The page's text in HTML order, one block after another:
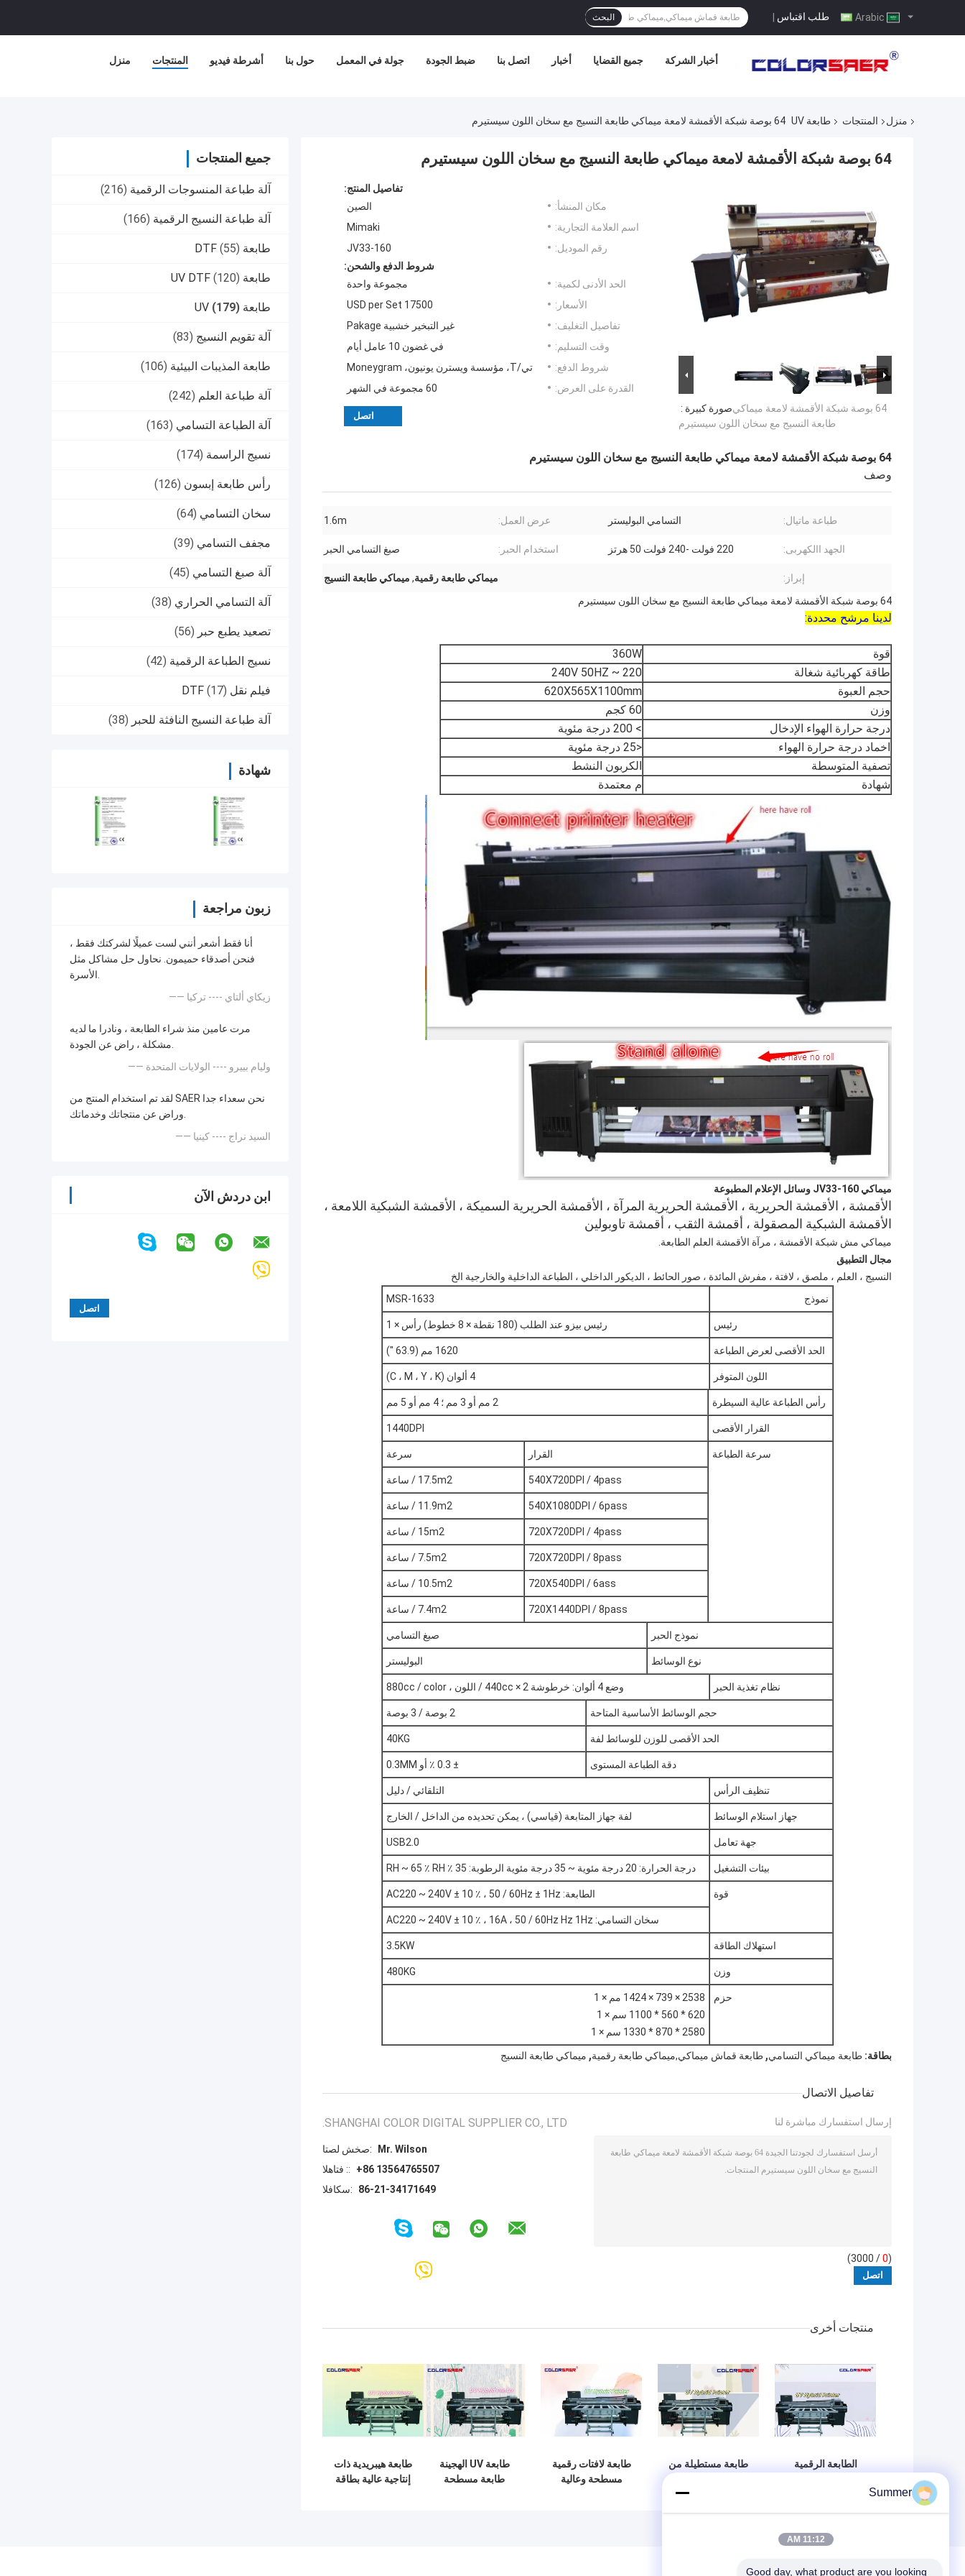
طلب اقتباس | البحث
منزل المنتجات أشرطة فيديو حول بنا جولة في المعمل ضبط الجودة اتصل بنا أخبار جميع القضايا أخبار الشركة
منزل المنتجات طابعة UV 64 بوصة شبكة الأقمشة لامعة ميماكي طابعة النسيج مع سخان اللون سيستيرم
جميع المنتجات
آلة طباعة المنسوجات الرقمية (216)
آلة طباعة النسيج الرقمية (166)
طابعة DTF (55)
طابعة UV DTF (120)
طابعة UV (179)
آلة تقويم النسيج (83)
طابعة المذيبات البيئية (106)
آلة طباعة العلم (242)
آلة الطباعة التسامي (163)
نسيج الراسمة (174)
رأس طابعة إبسون (126)
سخان التسامي (64)
مجفف التسامي (39)
آلة صبغ التسامي (45)
آلة التسامي الحراري (38)
تصعيد يطبع حبر (56)
نسيج الطباعة الرقمية (42)
فيلم نقل DTF (17)
آلة طباعة النسيج النافثة للحبر (38)
شهادة
زبون مراجعة
أنا فقط أشعر أنني لست عميلًا لشركتك فقط ،
فنحن أصدقاء حميمون. نحاول حل مشاكل مثل
الأسرة.
—— زيكاي ألتاي ---- تركيا
مرت عامين منذ شراء الطابعة ، ونادرا ما لديه
مشكلة ، راض عن الجودة.
—— وليام بييرو ---- الولايات المتحدة
لقد تم استخدام المنتج من SAER نحن سعداء جدا
وراض عن منتجاتك وخدماتك.
—— السيد نراج ---- كينيا
ابن دردش الآن
64 بوصة شبكة الأقمشة لامعة ميماكي طابعة النسيج مع سخان اللون سيستيرم
صورة كبيرة :64 بوصة شبكة الأقمشة لامعة ميماكي
طابعة النسيج مع سخان اللون سيستيرم
تفاصيل المنتج:
مكان المنشأ:
الصين
اسم العلامة التجارية:
Mimaki
رقم الموديل:
JV33-160
شروط الدفع والشحن:
الحد الأدنى لكمية:
مجموعة واحدة
الأسعار:
17500 USD per Set
تفاصيل التغليف:
غير التبخير خشبية Pakage
وقت التسليم:
في غضون 10 عامل أيام
شروط الدفع:
تي/T، مؤسسة ويسترن يونيون، Moneygram
القدرة على العرض:
60 مجموعة في الشهر
اتصل
64 بوصة شبكة الأقمشة لامعة ميماكي طابعة النسيج مع سخان اللون سيستيرم
وصف
طباعة ماتيال: التسامي البوليستر عرض العمل: 1.6m
الجهد االكهربى: 220 فولت -240 فولت 50 هرتز استخدام الحبر: صبغ التسامي الحبر
إبراز: ميماكي طابعة رقمية, ميماكي طابعة النسيج
64 بوصة شبكة الأقمشة لامعة ميماكي طابعة النسيج مع سخان اللون سيستيرم
لدينا مرشح محددة:
قوة
360W
طاقة كهربائية شغالة
220 ~ 240V 50HZ
حجم العبوة
620X565X1100mm
وزن
60 كجم
درجة حرارة الهواء الإدخال
> 200 درجة مئوية
اخماد درجة حرارة الهواء
<25 درجة مئوية
تصفية المتوسطة
الكربون النشط
شهادة
م معتمدة
ميماكي JV33-160 وسائل الإعلام المطبوعة
الأقمشة ، الأقمشة الحريرية ، الأقمشة الحريرية المرآة ، الأقمشة الحريرية السميكة ، الأقمشة الشبكية اللامعة ،
الأقمشة الشبكية المصقولة ، أقمشة الثقب ، أقمشة تاوبولين
ميماكي مش شبكة الأقمشة ، مرآة الأقمشة العلم الطابعة.
مجال التطبيق
النسيج ، العلم ، ملصق ، لافتة ، مفرش المائدة ، صور الحائط ، الديكور الداخلي ، الطباعة الداخلية والخارجية الخ
نموذج
MSR-1633
رئيس رئيس بيزو عند الطلب (180 نقطة × 8 خطوط) رأس × 1
الحد الأقصى لعرض الطباعة 1620 مم (63.9 ")
اللون المتوفر 4 ألوان (C ، M ، Y ، K)
رأس الطباعة عالية السيطرة 2 مم أو 3 مم ؛ 4 مم أو 5 مم
القرار الأقصى 1440DPI
سرعة الطباعة القرار سرعة
540X720DPI / 4pass 17.5m2 / ساعة
540X1080DPI / 6pass 11.9m2 / ساعة
720X720DPI / 4pass 15m2 / ساعة
720X720DPI / 8pass 7.5m2 / ساعة
720X540DPI / 6ass 10.5m2 / ساعة
720X1440DPI / 8pass 7.4m2 / ساعة
نموذج الحبر صبغ التسامي
نوع الوسائط البوليستر
نظام تغذية الحبر وضع 4 ألوان: خرطوشة 440cc × 2 / اللون ، 880cc / color
حجم الوسائط الأساسية المتاحة 2 بوصة / 3 بوصة
الحد الأقصى للوزن للوسائط لفة 40KG
دقة الطباعة المستوى ± 0.3 ٪ أو 0.3MM
تنظيف الرأس التلقائي / دليل
جهاز استلام الوسائط لفة جهاز المتابعة (قياسي) ، يمكن تحديده من الداخل / الخارج
جهة تعامل USB2.0
بيئات التشغيل درجة الحرارة: 20 درجة مئوية ~ 35 درجة مئوية الرطوبة: 35 ٪ RH ~ 65 ٪ RH
قوة الطابعة: AC220 ~ 240V ± 10 ٪ ، 50 / 60Hz ± 1Hz
سخان التسامي: AC220 ~ 240V ± 10 ٪ ، 16A ، 50 / 60Hz Hz 1Hz
استهلاك الطاقة 3.5KW
وزن 480KG
حزم
2538 × 739 × 1424 مم × 1
620 * 560 * 1100 سم × 1
2580 * 870 * 1330 سم × 1
بطاقة: طابعة ميماكي التسامي, طابعة قماش ميماكي,ميماكي طابعة رقمية, ميماكي طابعة النسيج
تفاصيل الاتصال
SHANGHAI COLOR DIGITAL SUPPLIER CO., LTD.
اتصل شخص:
Mr. Wilson
الهاتف ::
+86 13564765507
الفاكس:
86-21-34171649
إرسال استفسارك مباشرة لنا
(
0
/ 3000)
منتجات أخرى
الطابعة الرقمية
طابعة مستطيلة من
طابعة UV طابعة
طابعة لافتات رقمية
مسطحة وعالية
طابعة UV الهجينة
طابعة مسطحة
طابعة هيبريدية ذات
إنتاجية عالية بطاقة
Summer
11:12 AM
Good day, what product are you looking